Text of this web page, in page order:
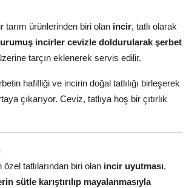
tarım ürünlerinden biri olan incir, tatlı olarak
incirler cevizle doldurularak şerbet
tarçın eklenerek servis edilir.
hafifliği ve incirin doğal tatlılığı birleşerek
çıkarıyor. Ceviz, tatlıya hoş bir çıtırlık
özel tatlılarından biri olan incir uyutması,
sütle karıştırılıp mayalanmasıyla